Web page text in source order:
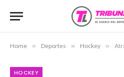
Home » Deportes » Hockey »
HOCKEY